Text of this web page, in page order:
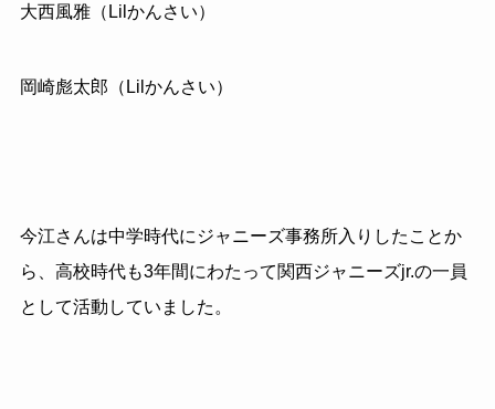
大西風雅（Lilかんさい）
岡崎彪太郎（Lilかんさい）
今江さんは中学時代にジャニーズ事務所入りしたことか
ら、高校時代も3年間にわたって関西ジャニーズjr.の一員
として活動していました。